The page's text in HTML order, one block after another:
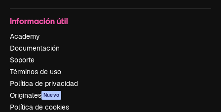
Información útil
Academy
Documentación
Soporte
Términos de uso
Política de privacidad
Originales Nuevo
Política de cookies